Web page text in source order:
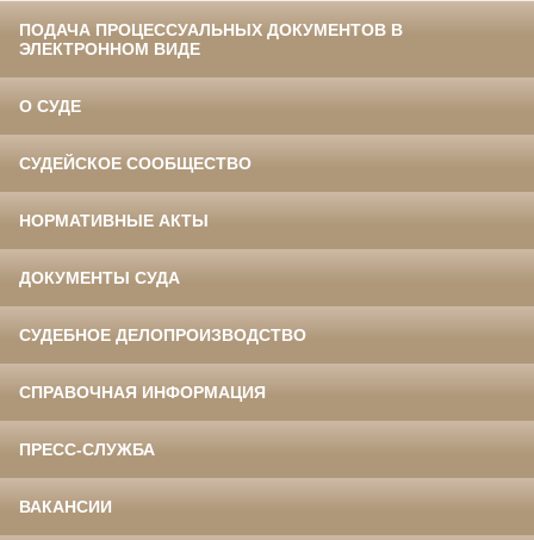
ПОДАЧА ПРОЦЕССУАЛЬНЫХ ДОКУМЕНТОВ В
ЭЛЕКТРОННОМ ВИДЕ
О СУДЕ
СУДЕЙСКОЕ СООБЩЕСТВО
НОРМАТИВНЫЕ АКТЫ
ДОКУМЕНТЫ СУДА
СУДЕБНОЕ ДЕЛОПРОИЗВОДСТВО
СПРАВОЧНАЯ ИНФОРМАЦИЯ
ПРЕСС-СЛУЖБА
ВАКАНСИИ